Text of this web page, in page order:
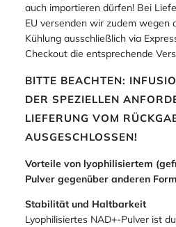
auch importieren dürfen! Bei
EU versenden wir zudem wegen
Kühlung ausschließlich via
Checkout die entsprechende
BITTE BEACHTEN:
DER SPEZIELLEN
LIEFERUNG VOM
AUSGESCHLOSSEN!
Vorteile von lyophilisiertem
Pulver gegenüber anderen
Stabilität und Haltbarkeit
Lyophilisiertes NAD+-Pulver ist